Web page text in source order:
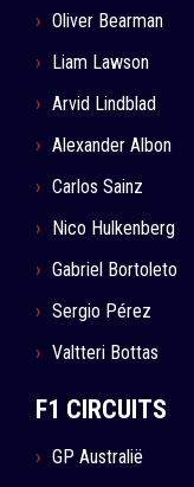
Oliver Bearman
Liam Lawson
Arvid Lindblad
Alexander Albon
Carlos Sainz
Nico Hulkenberg
Gabriel Bortoleto
Sergio Pérez
Valtteri Bottas
F1 CIRCUITS
GP Australië